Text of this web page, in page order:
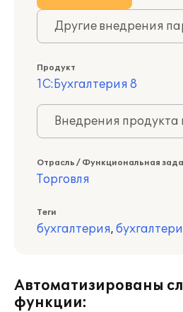
Другие внедрения
Продукт
1С:Бухгалтерия 8
Внедрения
Отрасль / Функциональная
Торговля
Теги
бухгалтерия,
Автоматизированы
функции: